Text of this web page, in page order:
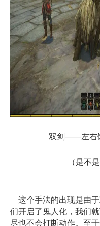
双剑——左右
（是不
这个手法的出现是由
们开启了鬼人化，我们
尽也不会打断动作。至